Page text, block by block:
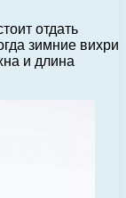
отдать
зимние вихри
и длина